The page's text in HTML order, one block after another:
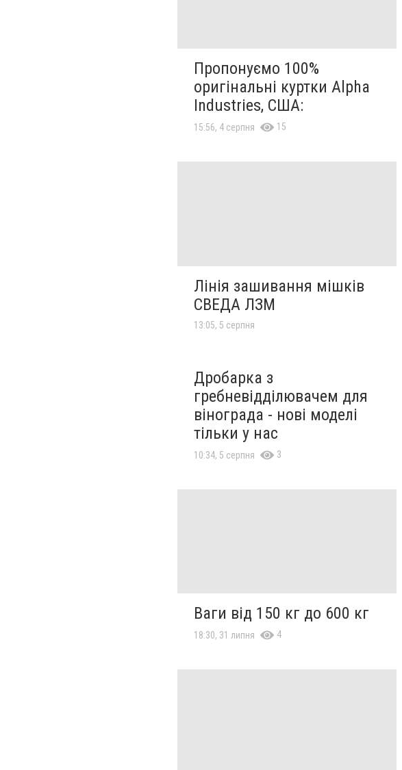
Пропонуємо 100%
оригінальні куртки Alpha
Industries, США:
15:56, 4 серпня 15
Лінія зашивання мішків
СВЕДА ЛЗМ
13:05, 5 серпня
Дробарка з
гребневідділювачем для
вінограда - нові моделі
тільки у нас
10:34, 5 серпня 3
Ваги від 150 кг до 600 кг
18:30, 31 липня 4